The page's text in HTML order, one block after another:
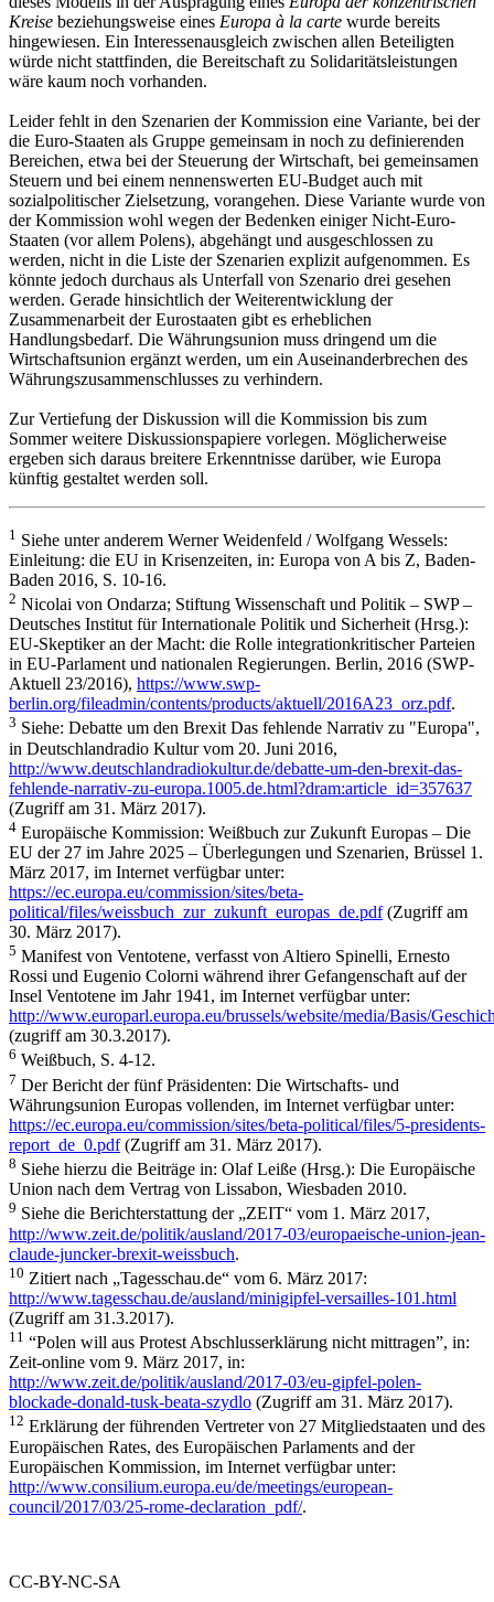
Kreise beziehungsweise eines Europa à la carte wurde bereits
hingewiesen. Ein Interessenausgleich zwischen allen Beteiligten
würde nicht stattfinden, die Bereitschaft zu Solidaritätsleistungen
wäre kaum noch vorhanden.
Leider fehlt in den Szenarien der Kommission eine Variante, bei der
die Euro-Staaten als Gruppe gemeinsam in noch zu definierenden
Bereichen, etwa bei der Steuerung der Wirtschaft, bei gemeinsamen
Steuern und bei einem nennenswerten EU-Budget auch mit
sozialpolitischer Zielsetzung, vorangehen. Diese Variante wurde von
der Kommission wohl wegen der Bedenken einiger Nicht-Euro-
Staaten (vor allem Polens), abgehängt und ausgeschlossen zu
werden, nicht in die Liste der Szenarien explizit aufgenommen. Es
könnte jedoch durchaus als Unterfall von Szenario drei gesehen
werden. Gerade hinsichtlich der Weiterentwicklung der
Zusammenarbeit der Eurostaaten gibt es erheblichen
Handlungsbedarf. Die Währungsunion muss dringend um die
Wirtschaftsunion ergänzt werden, um ein Auseinanderbrechen des
Währungszusammenschlusses zu verhindern.
Zur Vertiefung der Diskussion will die Kommission bis zum
Sommer weitere Diskussionspapiere vorlegen. Möglicherweise
ergeben sich daraus breitere Erkenntnisse darüber, wie Europa
künftig gestaltet werden soll.
1 Siehe unter anderem Werner Weidenfeld / Wolfgang Wessels:
Einleitung: die EU in Krisenzeiten, in: Europa von A bis Z, Baden-
Baden 2016, S. 10-16.
2 Nicolai von Ondarza; Stiftung Wissenschaft und Politik – SWP –
Deutsches Institut für Internationale Politik und Sicherheit (Hrsg.):
EU-Skeptiker an der Macht: die Rolle integrationkritischer Parteien
in EU-Parlament und nationalen Regierungen. Berlin, 2016 (SWP-
Aktuell 23/2016), https://www.swp-
berlin.org/fileadmin/contents/products/aktuell/2016A23_orz.pdf.
3 Siehe: Debatte um den Brexit Das fehlende Narrativ zu "Europa",
in Deutschlandradio Kultur vom 20. Juni 2016,
http://www.deutschlandradiokultur.de/debatte-um-den-brexit-das-
fehlende-narrativ-zu-europa.1005.de.html?dram:article_id=357637
(Zugriff am 31. März 2017).
4 Europäische Kommission: Weißbuch zur Zukunft Europas – Die
EU der 27 im Jahre 2025 – Überlegungen und Szenarien, Brüssel 1.
März 2017, im Internet verfügbar unter:
https://ec.europa.eu/commission/sites/beta-
political/files/weissbuch_zur_zukunft_europas_de.pdf(Zugriff am
30. März 2017).
5 Manifest von Ventotene, verfasst von Altiero Spinelli, Ernesto
Rossi und Eugenio Colorni während ihrer Gefangenschaft auf der
Insel Ventotene im Jahr 1941, im Internet verfügbar unter:
http://www.europarl.europa.eu/brussels/website/media/Basis/
(zugriff am 30.3.2017).
6 Weißbuch, S. 4-12.
7 Der Bericht der fünf Präsidenten: Die Wirtschafts- und
Währungsunion Europas vollenden, im Internet verfügbar unter:
https://ec.europa.eu/commission/sites/beta-political/files/5-presidents-
report_de_0.pdf(Zugriff am 31. März 2017).
8 Siehe hierzu die Beiträge in: Olaf Leiße (Hrsg.): Die Europäische
Union nach dem Vertrag von Lissabon, Wiesbaden 2010.
9 Siehe die Berichterstattung der „ZEIT“ vom 1. März 2017,
http://www.zeit.de/politik/ausland/2017-03/europaeische-union-jean-
claude-juncker-brexit-weissbuch.
10 Zitiert nach „Tagesschau.de“ vom 6. März 2017:
http://www.tagesschau.de/ausland/minigipfel-versailles-101.html
(Zugriff am 31.3.2017).
11 “Polen will aus Protest Abschlusserklärung nicht mittragen”, in:
Zeit-online vom 9. März 2017, in:
http://www.zeit.de/politik/ausland/2017-03/eu-gipfel-polen-
blockade-donald-tusk-beata-szydlo (Zugriff am 31. März 2017).
12 Erklärung der führenden Vertreter von 27 Mitgliedstaaten und des
Europäischen Rates, des Europäischen Parlaments and der
Europäischen Kommission, im Internet verfügbar unter:
http://www.consilium.europa.eu/de/meetings/european-
council/2017/03/25-rome-declaration_pdf/.
CC-BY-NC-SA